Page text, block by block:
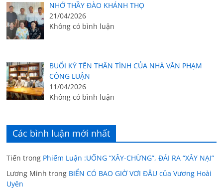
NHỚ THẦY ĐÀO KHÁNH THỌ
21/04/2026
Không có bình luận
BUỔI KÝ TÊN THÂN TÌNH CỦA NHÀ VĂN PHẠM
CÔNG LUẬN
11/04/2026
Không có bình luận
Các bình luận mới nhất
Tiến trong Phiếm Luận :UỐNG “XÂY-CHỪNG”, ĐÁI RA “XÂY NẠI”
Lương Minh trong BIỂN CÓ BAO GIỜ VƠI ĐÂU của Vương Hoài
Uyên